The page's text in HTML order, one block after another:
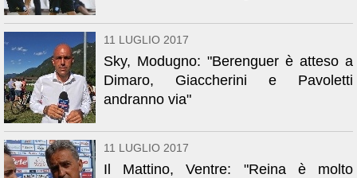
11 LUGLIO 2017
Sky, Modugno: "Berenguer è atteso a
Dimaro, Giaccherini e Pavoletti
andranno via"
11 LUGLIO 2017
Il Mattino, Ventre: "Reina è molto